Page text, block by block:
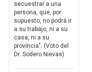
secuestrar a una
persona, que, por
supuesto, no podrá ir
a su trabajo, ni a su
casa, ni a su
provincia". (Voto del
Dr. Sodero Nievas) .